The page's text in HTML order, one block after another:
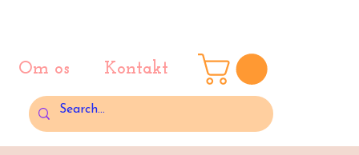
Om os Kontakt